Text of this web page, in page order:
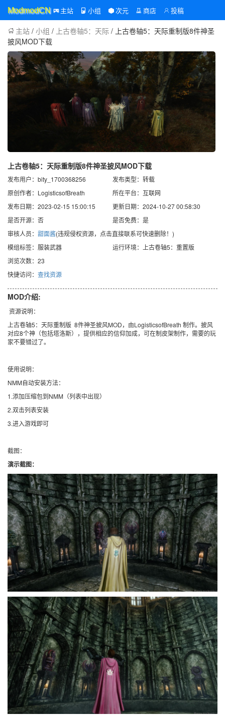
ModmodCN 主站 小组 次元 商店 投稿
主站 / 小组 / 上古卷轴5：天际 / 上古卷轴5：天际重制版8件神圣
披风MOD下载
上古卷轴5：天际重制版8件神圣披风MOD下载
发布用户：bity_1700368256
发布类型：转载
原创作者：LogisticsofBreath
所在平台：互联网
发布日期：2023-02-15 15:00:15
更新日期：2024-10-27 00:58:30
是否开源：否
是否免费：是
审核人员： 甜面酱(违规侵权资源，点击直接联系可快速删除！)
模组标签：服装武器
运行环境：上古卷轴5：重置版
浏览次数：23
快捷访问： 查找资源
MOD介绍:
资源说明：
上古卷轴5：天际重制版 8件神圣披风MOD，由LogisticsofBreath 制作。披风
对应8个神（包括塔洛斯），提供相应的信仰加成，可在制皮架制作，需要的玩
家不要错过了。
使用说明：
NMM自动安装方法：
1.添加压缩包到NMM（列表中出现）
2.双击列表安装
3.进入游戏即可
截图：
演示截图：